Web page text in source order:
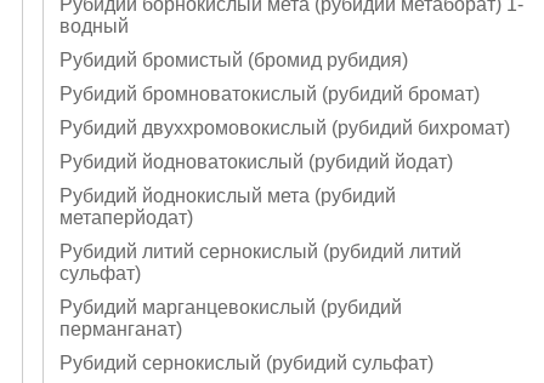
Рубидий борнокислый мета (рубидий метаборат) 1-
водный
Рубидий бромистый (бромид рубидия)
Рубидий бромноватокислый (рубидий бромат)
Рубидий двуххромовокислый (рубидий бихромат)
Рубидий йодноватокислый (рубидий йодат)
Рубидий йоднокислый мета (рубидий
метаперйодат)
Рубидий литий сернокислый (рубидий литий
сульфат)
Рубидий марганцевокислый (рубидий
перманганат)
Рубидий сернокислый (рубидий сульфат)